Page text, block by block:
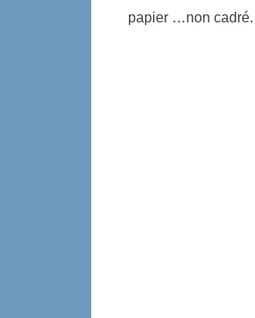
papier …non cadré.